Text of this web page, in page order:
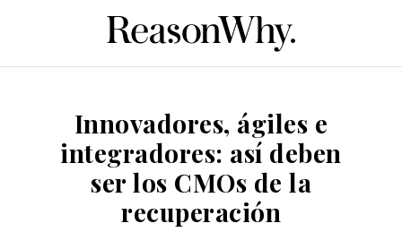
Innovadores, ágiles e
integradores: así deben
ser los CMOs de la
recuperación